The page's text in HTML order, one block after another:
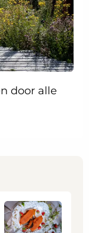
door alle
Lees
meer